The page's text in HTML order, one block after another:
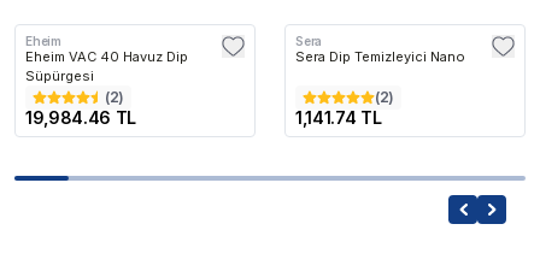
Eheim
Eheim VAC 40 Havuz Dip
Süpürgesi
(2)
19,984.46 TL
Sera
Sera Dip Temizleyici Nano
(2)
1,141.74 TL